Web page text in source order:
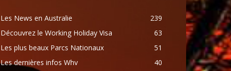
Les News en Australie
239
Découvrez le Working Holiday Visa
63
Les plus beaux Parcs Nationaux
51
Les dernières infos Whv
40